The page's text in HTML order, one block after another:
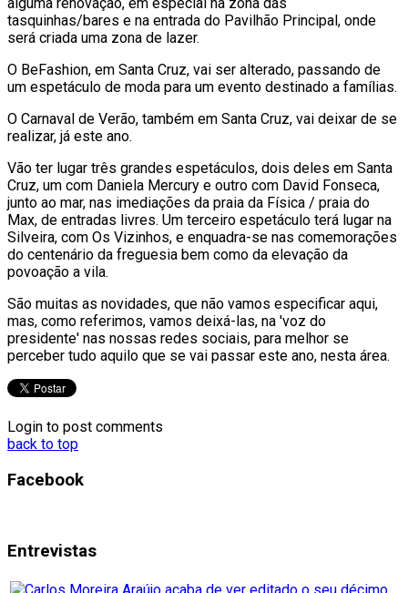
tasquinhas/bares e na entrada do Pavilhão Principal, onde
será criada uma zona de lazer.
O BeFashion, em Santa Cruz, vai ser alterado, passando de
um espetáculo de moda para um evento destinado a famílias.
O Carnaval de Verão, também em Santa Cruz, vai deixar de se
realizar, já este ano.
Vão ter lugar três grandes espetáculos, dois deles em Santa
Cruz, um com Daniela Mercury e outro com David Fonseca,
junto ao mar, nas imediações da praia da Física / praia do
Max, de entradas livres. Um terceiro espetáculo terá lugar na
Silveira, com Os Vizinhos, e enquadra-se nas comemorações
do centenário da freguesia bem como da elevação da
povoação a vila.
São muitas as novidades, que não vamos especificar aqui,
mas, como referimos, vamos deixá-las, na 'voz do
presidente' nas nossas redes sociais, para melhor se
perceber tudo aquilo que se vai passar este ano, nesta área.
Login to post comments
back to top
Facebook
Entrevistas